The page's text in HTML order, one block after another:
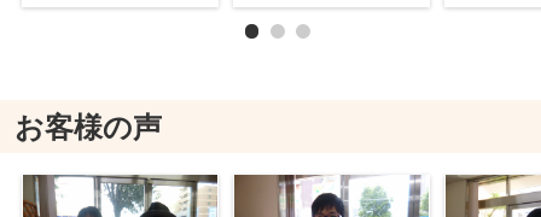
お客様の声